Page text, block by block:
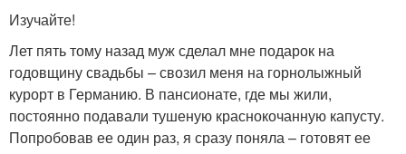
Изучайте!
Лет пять тому назад муж сделал мне подарок на
годовщину свадьбы – свозил меня на горнолыжный
курорт в Германию. В пансионате, где мы жили,
постоянно подавали тушеную краснокочанную капусту.
Попробовав ее один раз, я сразу поняла – готовят ее